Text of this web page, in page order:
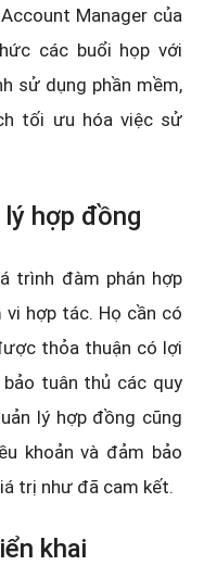
Manager của
các buổi họp với
sử dụng phần mềm,
tối ưu hóa việc sử
hợp đồng
trình đàm phán hợp
vi hợp tác. Họ cần có
thỏa thuận có lợi
tuân thủ các quy
lý hợp đồng cũng
khoản và đảm bảo
trị như đã cam kết.
khai